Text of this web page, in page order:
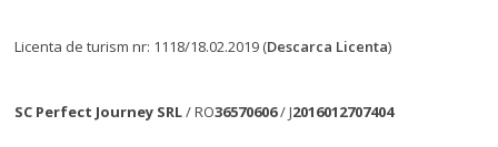
Licenta de turism nr: 1118/18.02.2019 (Descarca Licenta)
SC Perfect Journey SRL/ RO36570606/ J2016012707404